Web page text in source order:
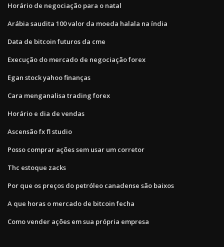
Horário de negociação para o natal
Arábia saudita 100 valor da moeda halala na índia
Data de bitcoin futuros da cme
Execução do mercado de negociação forex
Egan stock yahoo finanças
Cara menganalisa trading forex
Horário e dia de vendas
Ascensão fx fl studio
Posso comprar ações sem usar um corretor
Thc estoque zacks
Por que os preços do petróleo canadense são baixos
A que horas o mercado de bitcoin fecha
Como vender ações em sua própria empresa